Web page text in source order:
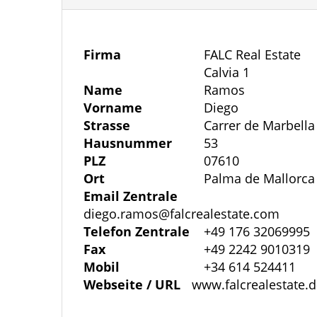
überzeugt.
Die Wohnung verfügt über eine
außergewöhnlich großzügigen privaten
und eine seltene Verbindung zwischen
Besonders hervorzuheben ist die
Alle vier Schlafzimmer verfügen über
bieten dadurch viel Tageslicht, gute
wird das Raumangebot durch zwei voll
Der helle Wohn- und Essbereich
fließende Übergänge zwischen Innen-
Der private Außenbereich eignet sich
Firma
FALC Real Estate
Calvia 1
Name
Ramos
Vorname
Diego
Strasse
Carrer de Marbella
Hausnummer
53
PLZ
07610
Ort
Palma de Mallorca
Email Zentrale
diego.ramos@falcrealestate.com
Telefon Zentrale
+49 176 32069995
Fax
+49 2242 9010319
Mobil
+34 614 524411
Webseite / URL